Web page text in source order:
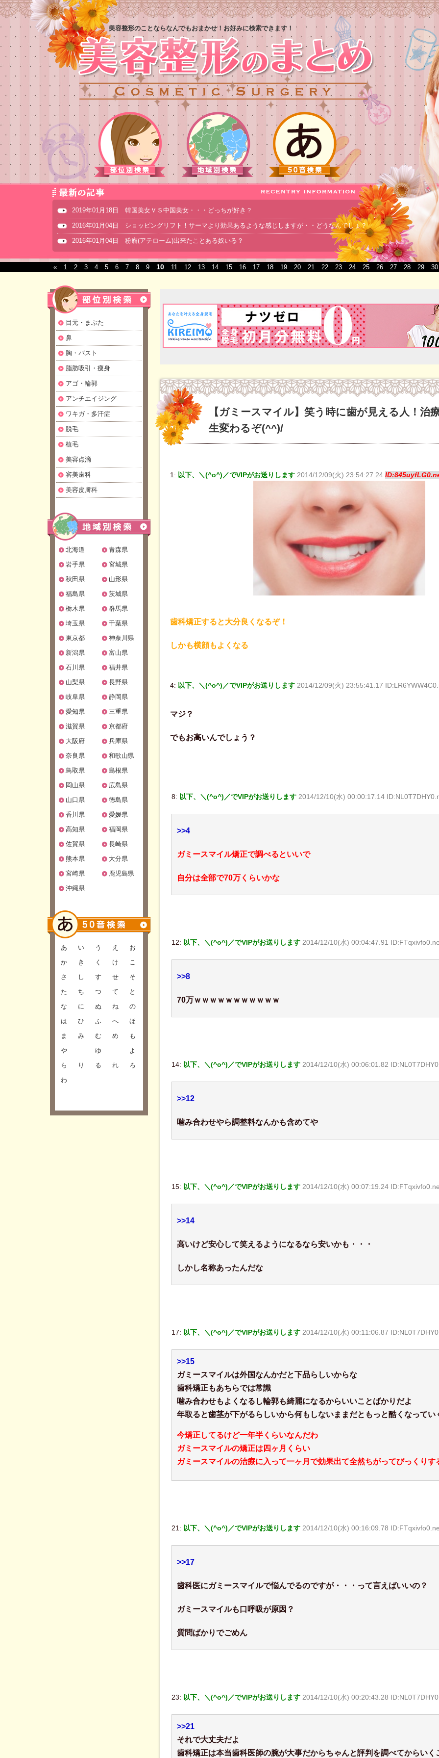
美容整形のことならなんでもおまかせ！お好みに検索できます！
2019年01月18日 韓国美女ＶＳ中国美女・・・どっちが好き？
2016年01月04日 ショッピングリフト！サーマより効果あるような感じしますが・・どうなんでしょ？
2016年01月04日 粉瘤(アテローム)出来たことある奴いる？
« 1 2 3 4 5 6 7 8 9 10 11 12 13 14 15 16 17 18 19 20 21 22 23 24 25 26 27 28 29 30
目元・まぶた
鼻
胸・バスト
脂肪吸引・痩身
アゴ・輪郭
アンチエイジング
ワキガ・多汗症
脱毛
植毛
美容点滴
審美歯科
美容皮膚科
北海道
青森県
岩手県
宮城県
秋田県
山形県
福島県
茨城県
栃木県
群馬県
埼玉県
千葉県
東京都
神奈川県
新潟県
富山県
石川県
福井県
山梨県
長野県
岐阜県
静岡県
愛知県
三重県
滋賀県
京都府
大阪府
兵庫県
奈良県
和歌山県
鳥取県
島根県
岡山県
広島県
山口県
徳島県
香川県
愛媛県
高知県
福岡県
佐賀県
長崎県
熊本県
大分県
宮崎県
鹿児島県
沖縄県
あ い う え
お
か
き く け
こ
さ
し す せ
そ
た
ち つ て
と
な
に ぬ ね
の
は
ひ ふ へ
ほ
ま
み む め
も
や
ゆ
よ
ら
り る れ
ろ
わ
【ガミースマイル】笑う時に歯が見える人！治
生変わるぞ(^^)/
1: 以下、＼(^o^)／でVIPがお送りします 2014/12/09(火) 23:54:27.24
歯科矯正すると大分良くなるぞ！
しかも横顔もよくなる
4: 以下、＼(^o^)／でVIPがお送りします 2014/12/09(火) 23:55:41.17
マジ？
でもお高いんでしょう？
8: 以下、＼(^o^)／でVIPがお送りします 2014/12/10(水) 00:00:17.14
>>4
ガミースマイル矯正で調べるといいで
自分は全部で70万くらいかな
12: 以下、＼(^o^)／でVIPがお送りします 2014/12/10(水) 00:04:47.91
>>8
70万ｗｗｗｗｗｗｗｗｗｗｗ
14: 以下、＼(^o^)／でVIPがお送りします 2014/12/10(水) 00:06:01.82
>>12
噛み合わせやら調整料なんかも含めてや
15: 以下、＼(^o^)／でVIPがお送りします 2014/12/10(水) 00:07:19.24
>>14
高いけど安心して笑えるようになるなら安いかも・・・
しかし名称あったんだな
17: 以下、＼(^o^)／でVIPがお送りします 2014/12/10(水) 00:11:06.87
>>15
ガミースマイルは外国なんかだと下品らしいからな
歯科矯正もあちらでは常識
噛み合わせもよくなるし輪郭も綺麗になるからいいことばかりだよ
年取ると歯茎が下がるらしいから何もしないままだともっと酷くなってい
今矯正してるけど一年半くらいなんだわ
ガミースマイルの矯正は四ヶ月くらい
ガミースマイルの治療に入って一ヶ月で効果出て全然ちがってびっくりす
21: 以下、＼(^o^)／でVIPがお送りします 2014/12/10(水) 00:16:09.78
>>17
歯科医にガミースマイルで悩んでるのですが・・・って言えばいいの？
ガミースマイルも口呼吸が原因？
質問ばかりでごめん
23: 以下、＼(^o^)／でVIPがお送りします 2014/12/10(水) 00:20:43.28
>>21
それで大丈夫だよ
歯科矯正は本当歯科医師の腕が大事だからちゃんと評判を調べてからいく